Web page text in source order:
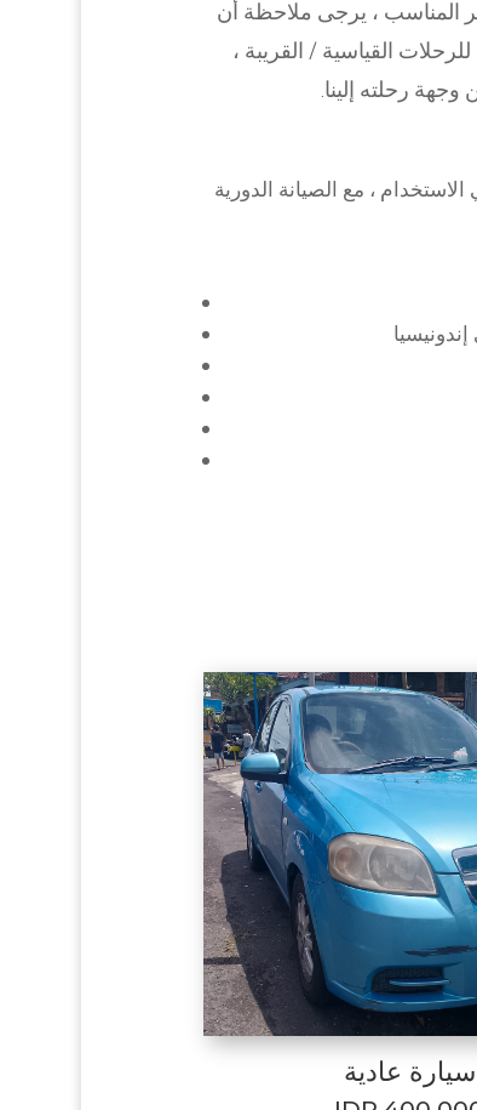
المناسب ، يرجى ملاحظة أن
القياسية / القريبة ،
رحلته إلينا.
، مع الصيانة الدورية
سيارة عادية